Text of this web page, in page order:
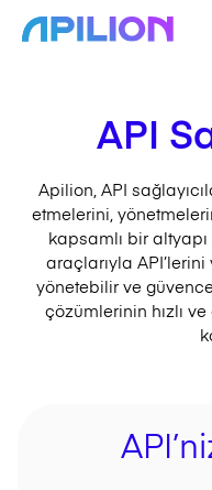
API
Apilion, API
etmelerini,
kapsamlı bir altyapı
araçlarıyla
yönetebilir ve
çözümlerinin hızlı ve